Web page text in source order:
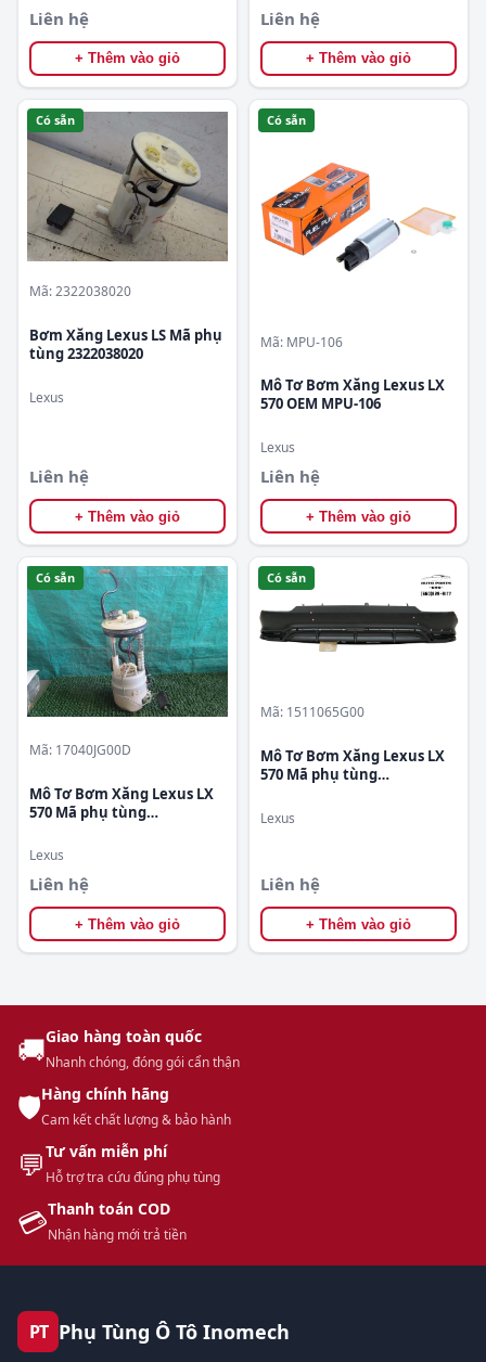
Liên hệ
+ Thêm vào giỏ
Liên hệ
+ Thêm vào giỏ
Có sẵn
Mã: 2322038020
Bơm Xăng Lexus LS Mã phụ
tùng 2322038020
Lexus
Liên hệ
+ Thêm vào giỏ
Có sẵn
Mã: MPU-106
Mô Tơ Bơm Xăng Lexus LX
570 OEM MPU-106
Lexus
Liên hệ
+ Thêm vào giỏ
Có sẵn
Mã: 17040JG00D
Mô Tơ Bơm Xăng Lexus LX
570 Mã phụ tùng
Lexus
Liên hệ
+ Thêm vào giỏ
Có sẵn
Mã: 1511065G00
Mô Tơ Bơm Xăng Lexus LX
570 Mã phụ tùng
Lexus
Liên hệ
+ Thêm vào giỏ
🚚Giao hàng toàn quốc
Nhanh chóng, đóng gói cẩn thận
🛡️Hàng chính hãng
Cam kết chất lượng & bảo hành
💬Tư vấn miễn phí
Hỗ trợ tra cứu đúng phụ tùng
💳Thanh toán COD
Nhận hàng mới trả tiền
PT Phụ Tùng Ô Tô Inomech